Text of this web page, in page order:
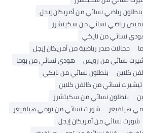
بنطلون رياضي نسائي من أمريكان إيجل
رياضي نسائي من سكيتشرز
نسائي من نايكي
حمالات صدر رياضية من أمريكان إيجل
نسائي من رويس
هودي نسائي من بوما
كلاين
بنطلون نسائي من نايكي
تيشيرت نسائي من كالفن كلاين
بنطلون نسائي من سكيتشرز
هيلفيغر
شورت نسائي من تومي هيلفيغر
شورت نسائي من أمريكان إيجل